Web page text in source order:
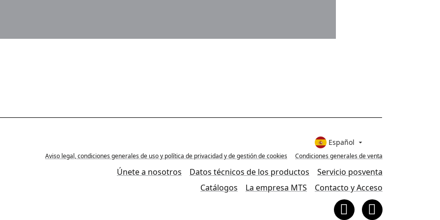
Español 
Aviso legal, condiciones generales de uso y política de privacidad y de gestión de cookies Condiciones generales de venta
Únete a nosotros Datos técnicos de los productos
Servicio posventa
Catálogos
La empresa MTS Contacto y Acceso